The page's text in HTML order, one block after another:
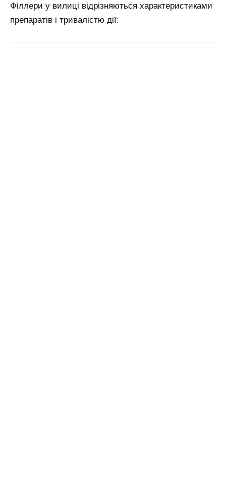
Філлери у вилиці відрізняються характеристиками
препаратів і тривалістю дії: